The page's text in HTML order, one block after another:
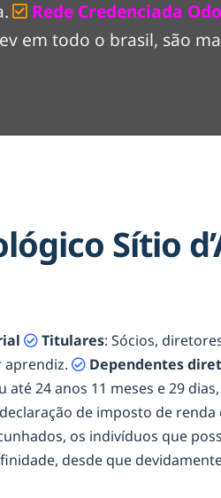
Rede Credenciada
em todo o brasil, são
Sítio
Titulares: Sócios,
Dependentes
24 anos 11 meses e 29
de imposto de renda
os indivíduos que
desde que